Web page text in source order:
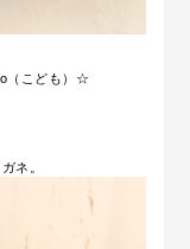
（こども）☆
ネ。